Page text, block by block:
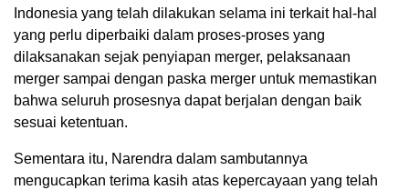
Indonesia yang telah dilakukan selama ini terkait hal-hal
yang perlu diperbaiki dalam proses-proses yang
dilaksanakan sejak penyiapan merger, pelaksanaan
merger sampai dengan paska merger untuk memastikan
bahwa seluruh prosesnya dapat berjalan dengan baik
sesuai ketentuan.
Sementara itu, Narendra dalam sambutannya
mengucapkan terima kasih atas kepercayaan yang telah